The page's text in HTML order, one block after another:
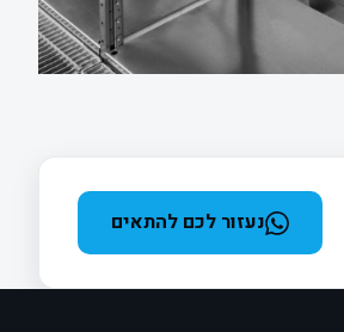
נעזור לכם להתאים